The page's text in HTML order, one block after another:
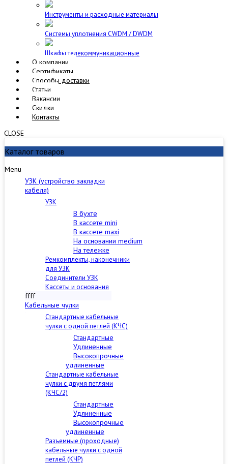
Инструменты и расходные материалы
Cистемы уплотнения CWDM / DWDM
Шкафы телекоммуникационные
О компании
Сертификаты
Способы доставки
Статьи
Вакансии
Скидки
Контакты
CLOSE
Каталог товаров
Menu
УЗК (устройство закладки
кабеля)
УЗК
В бухте
В кассете mini
В кассете maxi
На основании medium
На тележке
Ремкомплекты, наконечники
для УЗК
Соединители УЗК
Кассеты и основания
ffff
Кабельные чулки
Стандартные кабельные
чулки c одной петлей (КЧС)
Стандартные
Удлиненные
Высокопрочные
удлиненные
Стандартные кабельные
чулки с двумя петлями
(КЧС/2)
Стандартные
Удлиненные
Высокопрочные
удлиненные
Разъемные (проходные)
кабельные чулки с одной
петлей (КЧР)